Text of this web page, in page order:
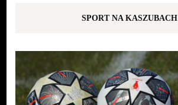
SPORT NA KASZUBACH